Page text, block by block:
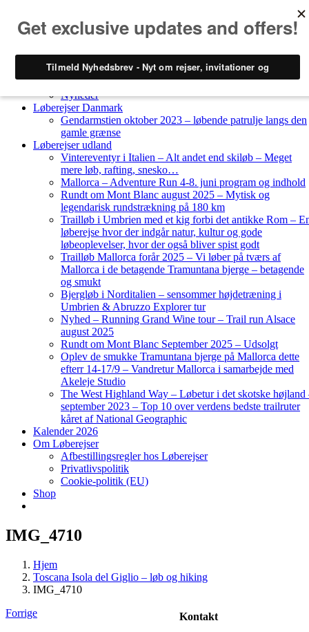
Løberejser
Nyheder
Løberejser Danmark
Gendarmstien oktober 2023 – løbende patrulje langs den
gamle grænse
Løberejser udland
Vintereventyr i Italien – Alt andet end skiløb – Meget
mere løb, rafting, snesko…
Mallorca – Adventure Run 4-8. juni program og indhold
Rundt om Mont Blanc august 2025 – Mytisk og
legendarisk rundstrækning på 180 km
Trailløb i Umbrien med et kig forbi det antikke Rom –
løberejse hvor der indgår natur, kultur og gode
løbeoplevelser, hvor der også bliver spist godt
Trailløb Mallorca forår 2025 – Vi løber på tværs af
Mallorca i de betagende Tramuntana bjerge – betagende
og smukt
Bjergløb i Norditalien – sensommer højdetræning i
Umbrien & Abruzzo Explorer tur
Nyhed – Running Grand Wine tour – Trail run Alsace
august 2025
Rundt om Mont Blanc September 2025 – Udsolgt
Oplev de smukke Tramuntana bjerge på Mallorca dette
efterr 14-17/9 – Vandretur Mallorca i samarbejde med
Akeleje Studio
The West Highland Way – Løbetur i det skotske højland
september 2023 – Top 10 over verdens bedste trailruter
kåret af National Geographic
Kalender 2026
Om Løberejser
Afbestillingsregler hos Løberejser
Privatlivspolitik
Cookie-politik (EU)
Shop
IMG_4710
Hjem
Toscana Isola del Giglio – løb og hiking
IMG_4710
Forrige
Kontakt